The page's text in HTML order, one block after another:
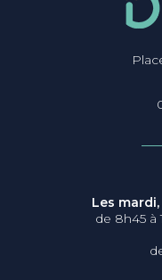
Les
de 8h45 à